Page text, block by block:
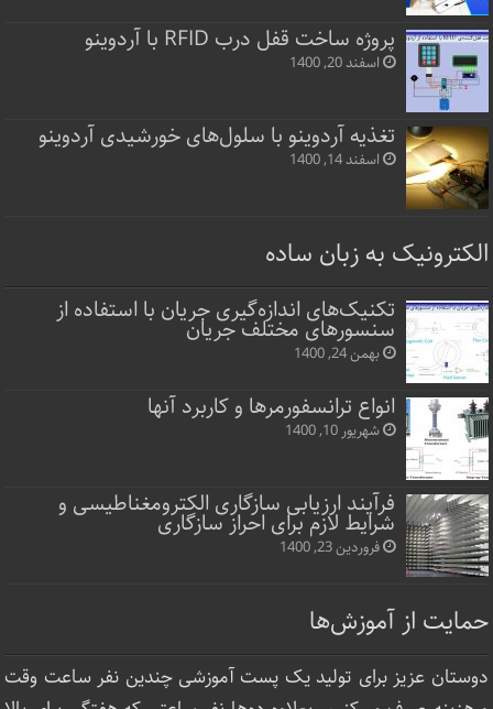
پروژه ساخت قفل‌ درب RFID با آردوینو
اسفند 20, 1400
تغذیه آردوینو با سلول‌های خورشیدی آردوینو
اسفند 14, 1400
الکترونیک به زبان ساده
تکنیک‌های اندازه‌گیری جریان با استفاده از
سنسورهای مختلف جریان
بهمن 24, 1400
انواع ترانسفورمرها و کاربرد آنها
شهریور 10, 1400
فرآیند ارزیابی سازگاری الکترومغناطیسی و
شرایط لازم برای احراز سازگاری
فروردین 23, 1400
حمایت از آموزش‌ها
دوستان عزیز برای تولید یک پست آموزشی چندین نفر ساعت‌ وقت